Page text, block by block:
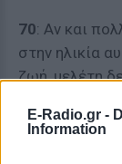
E-Radio.gr -
Information
70: Αν και
στην ηλικία
ζωή, μελέτη
78: Με το